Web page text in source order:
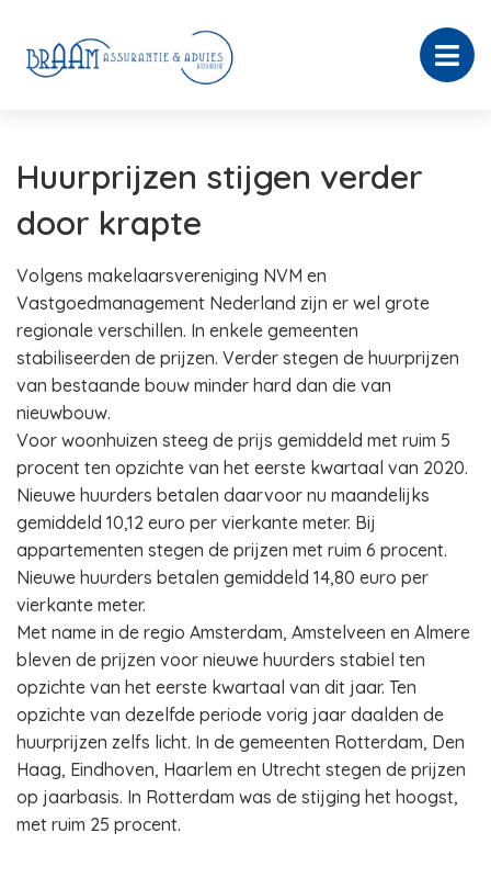
Huurprijzen stijgen verder
door krapte
Volgens makelaarsvereniging NVM en
Vastgoedmanagement Nederland zijn er wel grote
regionale verschillen. In enkele gemeenten
stabiliseerden de prijzen. Verder stegen de huurprijzen
van bestaande bouw minder hard dan die van
nieuwbouw.
Voor woonhuizen steeg de prijs gemiddeld met ruim 5
procent ten opzichte van het eerste kwartaal van 2020.
Nieuwe huurders betalen daarvoor nu maandelijks
gemiddeld 10,12 euro per vierkante meter. Bij
appartementen stegen de prijzen met ruim 6 procent.
Nieuwe huurders betalen gemiddeld 14,80 euro per
vierkante meter.
Met name in de regio Amsterdam, Amstelveen en Almere
bleven de prijzen voor nieuwe huurders stabiel ten
opzichte van het eerste kwartaal van dit jaar. Ten
opzichte van dezelfde periode vorig jaar daalden de
huurprijzen zelfs licht. In de gemeenten Rotterdam, Den
Haag, Eindhoven, Haarlem en Utrecht stegen de prijzen
op jaarbasis. In Rotterdam was de stijging het hoogst,
met ruim 25 procent.